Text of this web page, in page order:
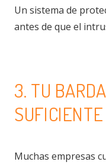
Un sistema de
antes de que el
3. TU
SUFICIENTE
Muchas empresas